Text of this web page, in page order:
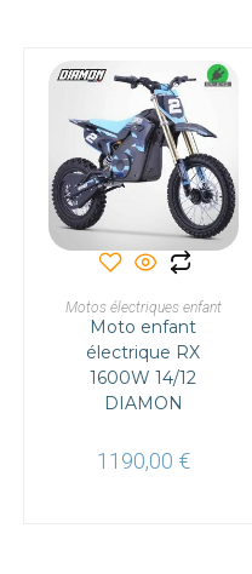
CHOIX DES OPTIONS
Les
options
Motos électriques enfant
Moto enfant
électrique RX
1600W 14/12
DIAMON
1190,00 €